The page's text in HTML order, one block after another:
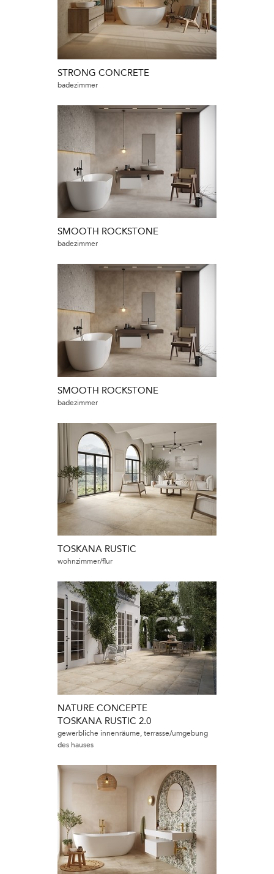
STRONG CONCRETE
badezimmer
SMOOTH ROCKSTONE
badezimmer
SMOOTH ROCKSTONE
badezimmer
TOSKANA RUSTIC
wohnzimmer/flur
NATURE CONCEPTE
TOSKANA RUSTIC 2.0
gewerbliche innenräume, terrasse/umgebung
des hauses